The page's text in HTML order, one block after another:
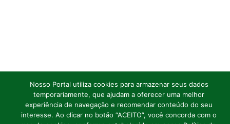
Nosso Portal utiliza cookies para armazenar seus dados
temporariamente, que ajudam a oferecer uma melhor
experiência de navegação e recomendar conteúdo do seu
interesse. Ao clicar no botão “ACEITO”, você concorda com o